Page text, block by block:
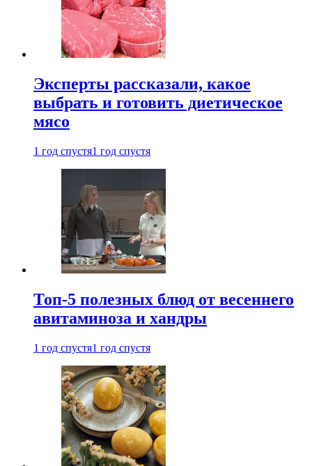
Эксперты рассказали, какое
выбрать и готовить диетическое
мясо
1 год спустя1 год спустя
Топ-5 полезных блюд от весеннего
авитаминоза и хандры
1 год спустя1 год спустя